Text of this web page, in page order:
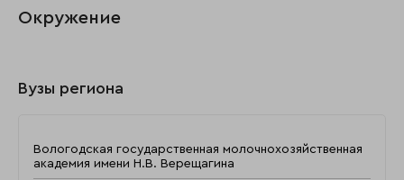
Окружение
Вузы региона
Вологодская государственная молочнохозяйственная
академия имени Н.В. Верещагина